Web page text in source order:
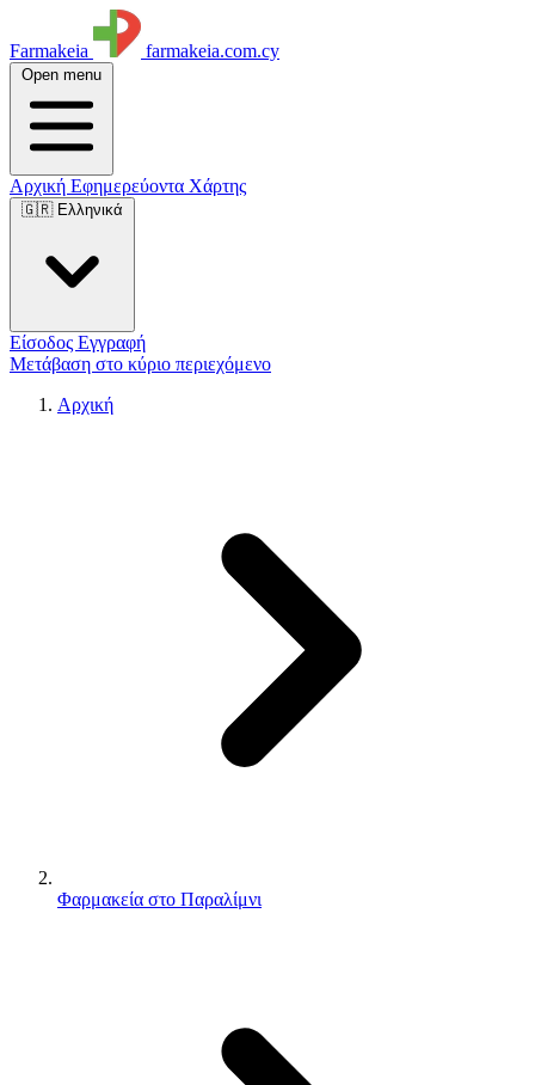
Farmakeia farmakeia.com.cy
Open menu
Αρχική Εφημερεύοντα Χάρτης
🇬🇷 Ελληνικά
Είσοδος Εγγραφή
Μετάβαση στο κύριο περιεχόμενο
Αρχική
Φαρμακεία στο Παραλίμνι